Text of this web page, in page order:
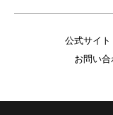
公式サイト
お問い